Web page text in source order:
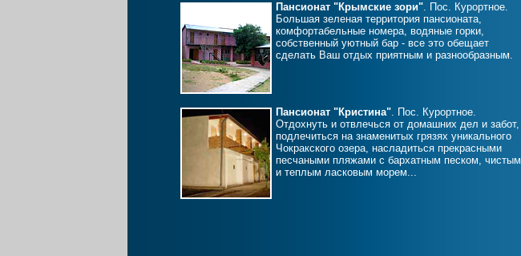
Пансионат "Крымские зори". Пос. Курортное.
Большая зеленая территория пансионата,
комфортабельные номера, водяные горки,
собственный уютный бар - все это обещает
сделать Ваш отдых приятным и разнообразным.
Пансионат "Кристина". Пос. Курортное.
Отдохнуть и отвлечься от домашних дел и забот,
подлечиться на знаменитых грязях уникального
Чокракского озера, насладиться прекрасными
песчаными пляжами с бархатным песком, чистым
и теплым ласковым морем...